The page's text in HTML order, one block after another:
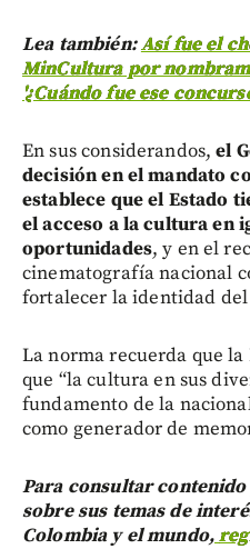
Lea también:Así fue el
MinCultura por
'¿Cuándo fue ese
En sus considerandos, el
decisión en el mandato
establece que el Estado
el acceso a la cultura en
oportunidades, y en el
cinematografía nacional
fortalecer la identidad del
La norma recuerda que la
que “la cultura en sus
fundamento de la
como generador de
Para consultar
sobre sus temas de
Colombia y el mundo,